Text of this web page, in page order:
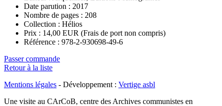
Date parution : 2017
Nombre de pages : 208
Collection : Hélios
Prix : 14,00 EUR (Frais de port non compris)
Référence : 978-2-930698-49-6
Passer commande
Retour à la liste
Mentions légales - Développement : Vertige asbl
Une visite au CArCoB, centre des Archives communistes en